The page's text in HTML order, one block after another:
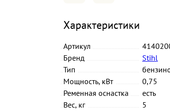
Характеристики
Артикул
Бренд
Stihl
Тип
Мощность, кВт
0,75
Ременная оснастка
есть
Вес, кг
5